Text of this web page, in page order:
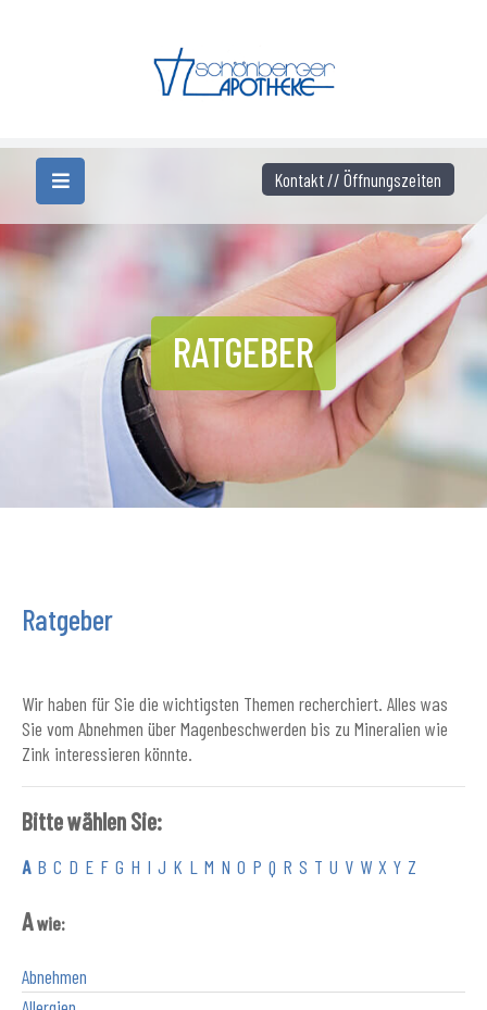
RATGEBER
Ratgeber
Wir haben für Sie die wichtigsten Themen recherchiert. Alles was
Sie vom Abnehmen über Magenbeschwerden bis zu Mineralien wie
Zink interessieren könnte.
Bitte wählen Sie:
A B C D E F G H I J K L M N O P Q R S T U V W X Y Z
Awie:
Abnehmen
Kontakt // Öffnungszeiten